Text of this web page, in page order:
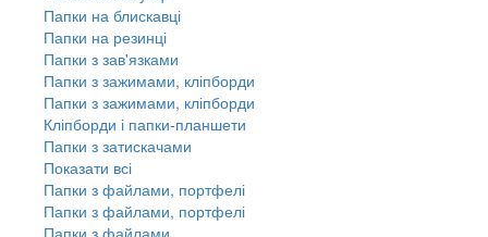
Папки на блискавці
Папки на резинці
Папки з зав'язками
Папки з зажимами, кліпборди
Папки з зажимами, кліпборди
Кліпборди і папки-планшети
Папки з затискачами
Показати всі
Папки з файлами, портфелі
Папки з файлами, портфелі
Папки з файлами